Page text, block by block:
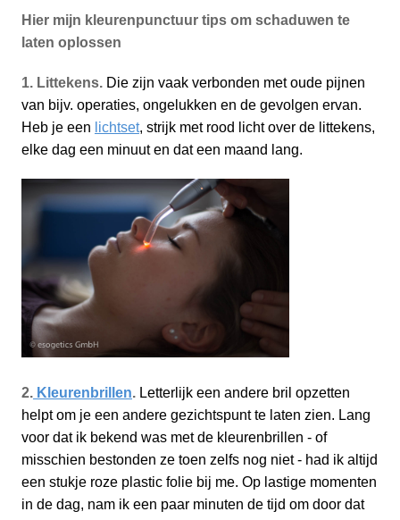
Hier mijn kleurenpunctuur tips om schaduwen te
laten oplossen
1. Littekens.Die zijn vaak verbonden met oude pijnen
van bijv. operaties, ongelukken en de gevolgen ervan.
Heb je een lichtset, strijk met rood licht over de littekens,
elke dag een minuut en dat een maand lang.
2.Kleurenbrillen.Letterlijk een andere bril opzetten
helpt om je een andere gezichtspunt te laten zien. Lang
voor dat ik bekend was met de kleurenbrillen - of
misschien bestonden ze toen zelfs nog niet - had ik altijd
een stukje roze plastic folie bij me. Op lastige momenten
in de dag, nam ik een paar minuten de tijd om door dat